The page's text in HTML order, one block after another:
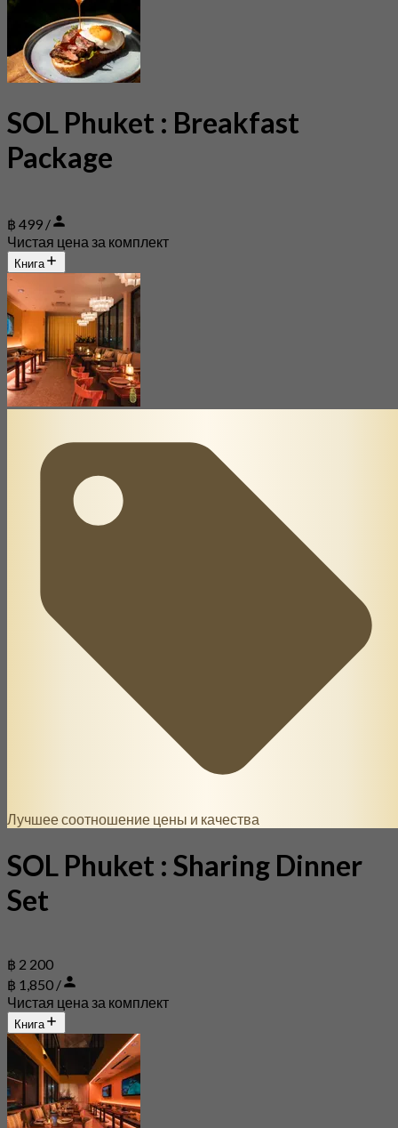
SOL Phuket : Breakfast
Package
฿ 499 /
Чистая цена за комплект
Книга
Лучшее соотношение цены и качества
SOL Phuket : Sharing Dinner
Set
฿ 2 200
฿ 1,850 /
Чистая цена за комплект
Книга